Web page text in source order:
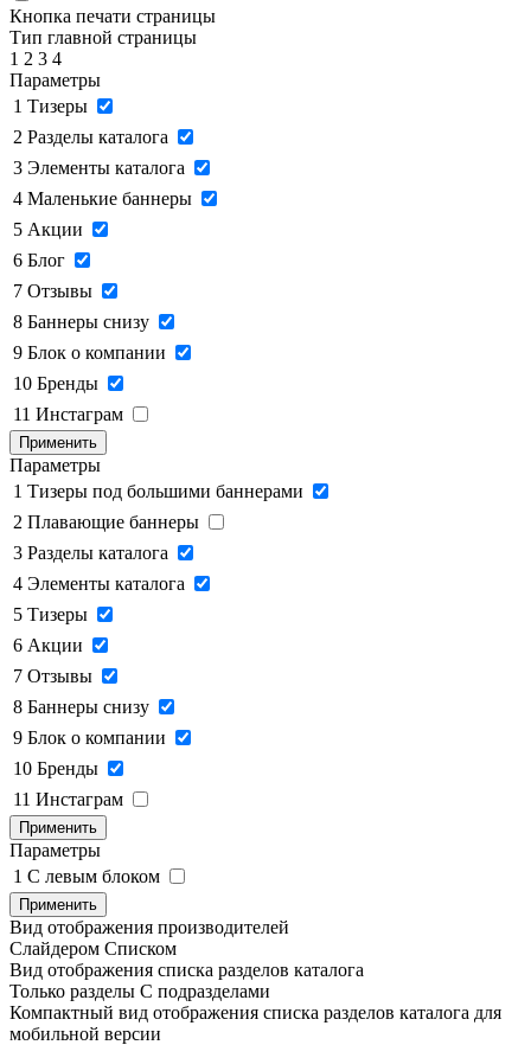
Кнопка печати страницы
Тип главной страницы
1 2 3 4
Параметры
1 Тизеры
2 Разделы каталога
3 Элементы каталога
4 Маленькие баннеры
5 Акции
6 Блог
7 Отзывы
8 Баннеры снизу
9 Блок о компании
10 Бренды
11 Инстаграм
Применить
Параметры
1 Тизеры под большими баннерами
2 Плавающие баннеры
3 Разделы каталога
4 Элементы каталога
5 Тизеры
6 Акции
7 Отзывы
8 Баннеры снизу
9 Блок о компании
10 Бренды
11 Инстаграм
Применить
Параметры
1 C левым блоком
Применить
Вид отображения производителей
Слайдером Списком
Вид отображения списка разделов каталога
Только разделы С подразделами
Компактный вид отображения списка разделов каталога для
мобильной версии